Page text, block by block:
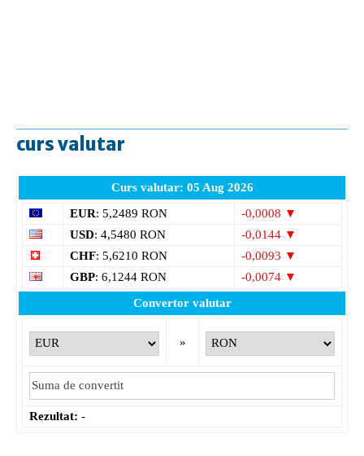
curs valutar
Curs valutar: 05 Aug 2026
EUR: 5,2489 RON
-0,0008 ▼
USD: 4,5480 RON
-0,0144 ▼
CHF: 5,6210 RON
-0,0093 ▼
GBP: 6,1244 RON
-0,0074 ▼
Convertor valutar
»
Rezultat: -